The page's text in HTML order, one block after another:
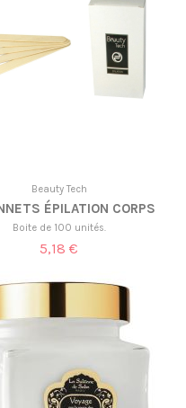
Beauty Tech
ÉPILATION CORPS
Boite de 100 unités.
5,18 €